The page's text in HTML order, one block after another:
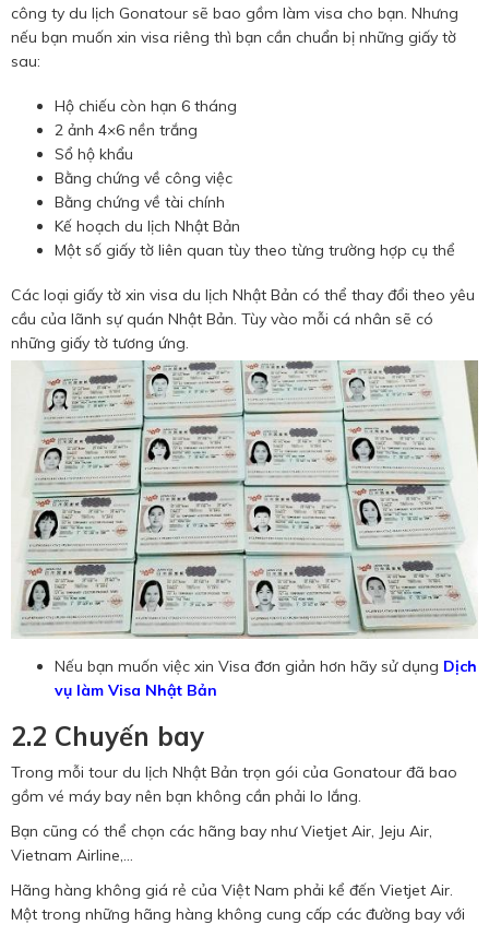
công ty du lịch Gonatour sẽ bao gồm làm visa cho bạn. Nhưng
nếu bạn muốn xin visa riêng thì bạn cần chuẩn bị những giấy tờ
sau:
Hộ chiếu còn hạn 6 tháng
2 ảnh 4×6 nền trắng
Sổ hộ khẩu
Bằng chứng về công việc
Bằng chứng về tài chính
Kế hoạch du lịch Nhật Bản
Một số giấy tờ liên quan tùy theo từng trường hợp cụ thể
Các loại giấy tờ xin visa du lịch Nhật Bản có thể thay đổi theo yêu
cầu của lãnh sự quán Nhật Bản. Tùy vào mỗi cá nhân sẽ có
những giấy tờ tương ứng.
Nếu bạn muốn việc xin Visa đơn giản hơn hãy sử dụng Dịch
vụ làm Visa Nhật Bản
2.2 Chuyến bay
Trong mỗi tour du lịch Nhật Bản trọn gói của Gonatour đã bao
gồm vé máy bay nên bạn không cần phải lo lắng.
Bạn cũng có thể chọn các hãng bay như Vietjet Air, Jeju Air,
Vietnam Airline,…
Hãng hàng không giá rẻ của Việt Nam phải kể đến Vietjet Air.
Một trong những hãng hàng không cung cấp các đường bay với